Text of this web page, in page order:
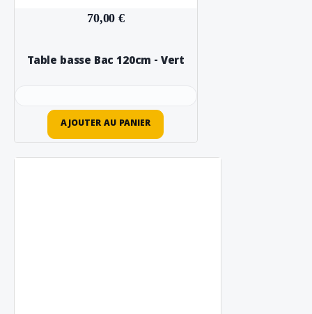
70,00 €
Table basse Bac 120cm - Vert
AJOUTER AU PANIER